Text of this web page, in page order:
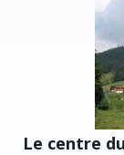
Le centre